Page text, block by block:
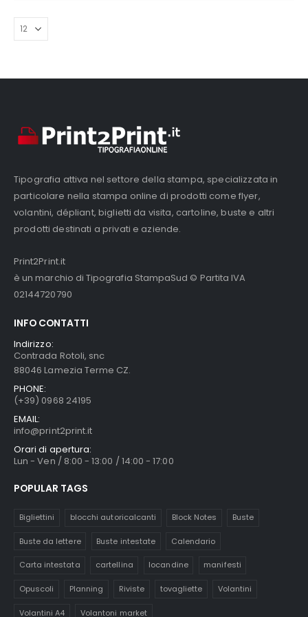
Le
opzioni
scelte
prodotto
Tipografia attiva nel settore della stampa, specializzata in
particolare nella stampa online di prodotti come flyer,
volantini, dépliant, biglietti da visita, cartoline, buste e altri
prodotti destinati a privati e aziende.
Print2Print.it
è un marchio di Tipografia StampaSud © Partita IVA
02144720790
INFO CONTATTI
Indirizzo:
Contrada Rotoli, snc
88046 Lamezia Terme CZ.
PHONE:
(+39) 0968 24195
EMAIL:
info@print2print.it
Orari di apertura:
Lun - Ven / 8:00 - 13:00 / 14:00 - 17:00
POPULAR TAGS
Bigliettini blocchi autoricalcanti Block Notes Buste
Buste da lettere Buste intestate Calendario
Carta intestata cartellina locandine manifesti
Opuscoli Planning Riviste tovagliette Volantini
Volantini A4 Volantoni market